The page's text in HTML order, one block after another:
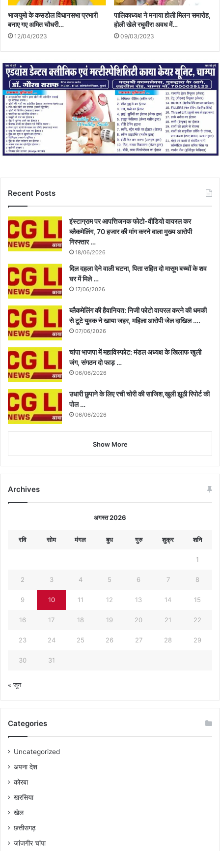
भाजयुमो के कसडोल विधानसभा प्रभारी
बनाए गए अमित चौधरी…
12/04/2023
पालिकाध्यक्ष ने मनाया होली मिलन समारोह,
होली खेले रघुवीरा अवध में…
09/03/2023
Recent Posts
इंस्टाग्राम पर आपत्तिजनक फोटो-वीडियो वायरल कर
ब्लैकमेलिंग, 70 हजार की मांग करने वाला मुख्य आरोपी
गिरफ्तार …
18/06/2026
दिल दहला देने वाली घटना, पिता सहित दो मासूम बच्चों के शव
घर में मिले …
17/06/2026
ब्लैकमेलिंग की हैवानियत: निजी फोटो वायरल करने की धमकी
से टूटे युवक ने खाया जहर, महिला आरोपी जेल दाखिल ….
07/06/2026
चांपा भाजपा में महाविस्फोट: मंडल अध्यक्ष के खिलाफ खुली
जंग, संगठन दो फाड़ …
06/06/2026
उधारी छुपाने के लिए रची चोरी की साजिश,खुली झूठी रिपोर्ट की
पोल …
06/06/2026
Show More
Archives
अगस्त 2026
रवि सोम मंगल बुध गुरु शुक्र शनि
1
2 3 4 5 6 7 8
9 10 11 12 13 14 15
16 17 18 19 20 21 22
23 24 25 26 27 28 29
30 31
« जून
Categories
Uncategorized
अपना देश
कोरबा
खरसिया
खेल
छत्तीसगढ़
जांजगीर चांपा